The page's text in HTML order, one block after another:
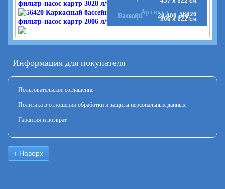
Информация для покупателя
Пользовательское соглашение
Политика в отношении обработки и защиты персональных данных
Гарантия и возврат
↑ Наверх
Бассейн 28 000 руб.
Артикул 56420
Размер 366 x 122 см